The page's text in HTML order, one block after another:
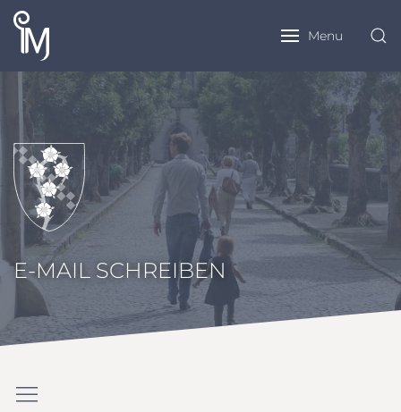
Menu
E-MAIL SCHREIBEN